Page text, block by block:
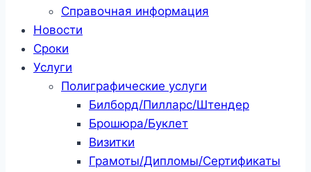
Справочная информация
Новости
Сроки
Услуги
Полиграфические услуги
Билборд/Пилларс/Штендер
Брошюра/Буклет
Визитки
Грамоты/Дипломы/Сертификаты